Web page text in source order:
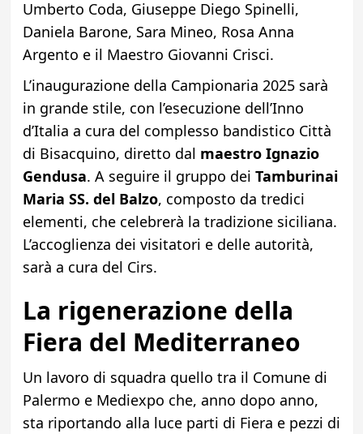
Umberto Coda, Giuseppe Diego Spinelli,
Daniela Barone, Sara Mineo, Rosa Anna
Argento e il Maestro Giovanni Crisci.
L’inaugurazione della Campionaria 2025 sarà
in grande stile, con l’esecuzione dell’Inno
d’Italia a cura del complesso bandistico Città
di Bisacquino, diretto dal maestro Ignazio
Gendusa. A seguire il gruppo dei Tamburinai
Maria SS. del Balzo, composto da tredici
elementi, che celebrerà la tradizione siciliana.
L’accoglienza dei visitatori e delle autorità,
sarà a cura del Cirs.
La rigenerazione della
Fiera del Mediterraneo
Un lavoro di squadra quello tra il Comune di
Palermo e Mediexpo che, anno dopo anno,
sta riportando alla luce parti di Fiera e pezzi di